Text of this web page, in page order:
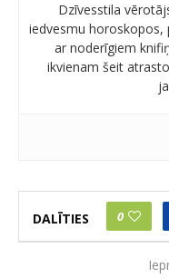
Dzīvesstila
iedvesmu horoskopos,
ar noderīgiem
ikvienam šeit
DALĪTIES 0